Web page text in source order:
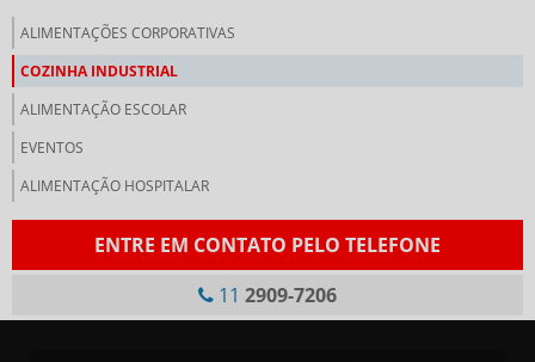
ALIMENTAÇÕES CORPORATIVAS
COZINHA INDUSTRIAL
ALIMENTAÇÃO ESCOLAR
EVENTOS
ALIMENTAÇÃO HOSPITALAR
ENTRE EM CONTATO PELO TELEFONE
11 2909-7206